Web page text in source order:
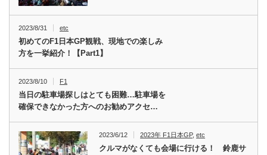
2023/8/31 etc
初めてのF1日本GP観戦、現地での楽しみ
方を一挙紹介！【Part1】
2023/8/10 F1
当日の駐車場探しはとても困難…駐車場を
確保できなかった方へのお勧めアクセ…
2023/6/12 2023年 F1日本GP,etc
クルマがなくても会場に行ける！ 鈴鹿サ